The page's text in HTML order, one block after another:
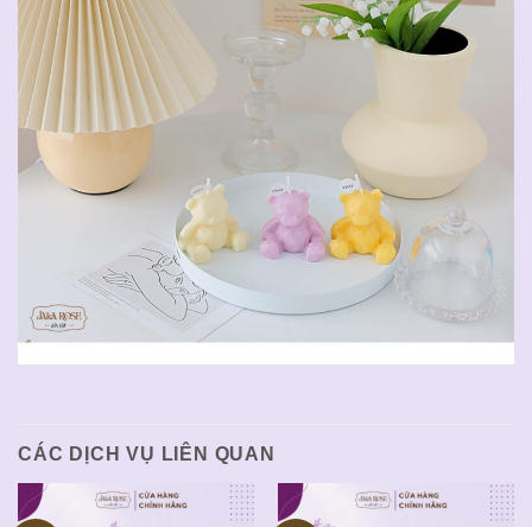
CÁC DỊCH VỤ LIÊN QUAN